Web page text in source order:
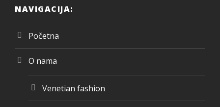
NAVIGACIJA:
Početna
O nama
Venetian fashion